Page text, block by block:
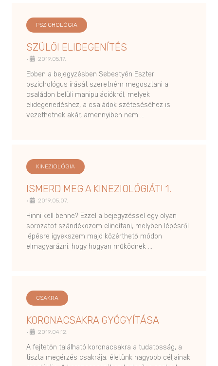
PSZICHOLÓGIA
SZÜLŐI ELIDEGENÍTÉS
• 2019.05.17.
Ebben a bejegyzésben Sebestyén Eszter
pszichológus írását szeretném megosztani a
családon belüli manipulációkról, melyek
elidegenedéshez, a családok széteséséhez is
vezethetnek akár, amennyiben nem …
KINEZIOLÓGIA
ISMERD MEG A KINEZIOLÓGIÁT! 1.
• 2019.05.07.
Hinni kell benne? Ezzel a bejegyzéssel egy olyan
sorozatot szándékozom elindítani, melyben lépésről
lépésre igyekszem majd közérthető módon
elmagyarázni, hogy hogyan működnek …
CSAKRA
KORONACSAKRA GYÓGYÍTÁSA
• 2019.04.12.
A fejtetőn található koronacsakra a tudatosság, a
tiszta megérzés csakrája, életünk nagyobb céljainak